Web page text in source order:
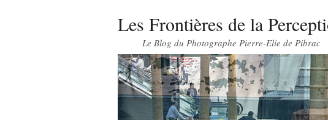
Les Frontières de la
Le Blog du Photographe Pierre-Elie de Pibrac